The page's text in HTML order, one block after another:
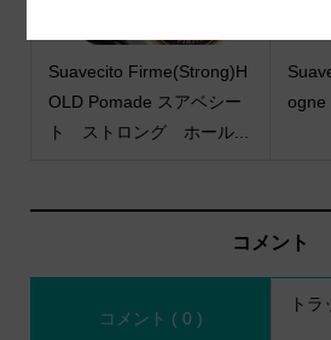
Suavecito Firme(Strong)H
OLD Pomade スアベシー
ト ストロング ホール...
ogne
コメント
コメント ( 0 )
ト